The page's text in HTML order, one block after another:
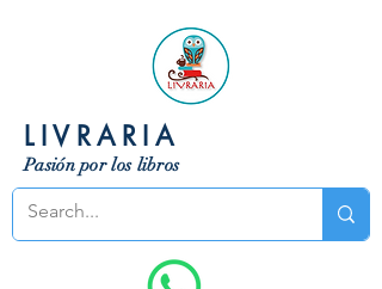
LIVRARIA
Pasión por los libros